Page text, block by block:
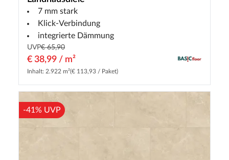
7 mm stark
Klick-Verbindung
integrierte Dämmung
UVP€ 65,90
€ 38,99 / m²
Inhalt: 2.922 m²(€ 113,93 / Paket)
-41% UVP